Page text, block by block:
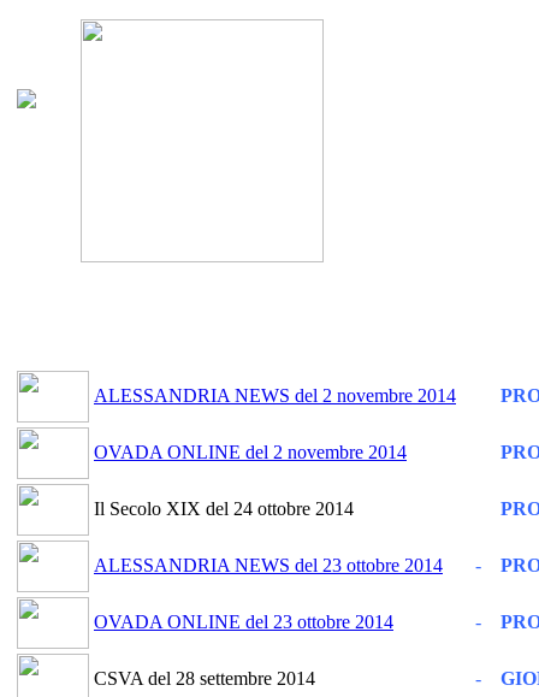
ALESSANDRIA NEWS del 2 novembre 2014
OVADA ONLINE del 2 novembre 2014
Il Secolo XIX del 24 ottobre 2014
ALESSANDRIA NEWS del 23 ottobre 2014 -
OVADA ONLINE del 23 ottobre 2014 -
CSVA del 28 settembre 2014 -